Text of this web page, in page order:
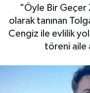
"Öyle Bir Geçer
olarak tanınan
Cengiz ile evlilik
töreni aile